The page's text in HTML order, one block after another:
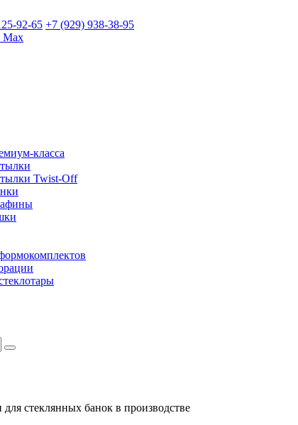
92-65 +7 (929) 938-38-95
класса
Twist-Off
стеклянных банок в производстве